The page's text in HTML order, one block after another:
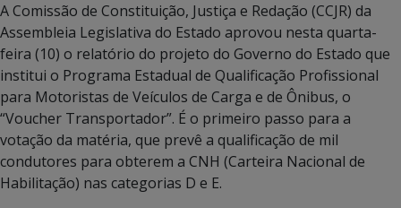
A Comissão de Constituição, Justiça e Redação (CCJR) da
Assembleia Legislativa do Estado aprovou nesta quarta-
feira (10) o relatório do projeto do Governo do Estado que
institui o Programa Estadual de Qualificação Profissional
para Motoristas de Veículos de Carga e de Ônibus, o
“Voucher Transportador”. É o primeiro passo para a
votação da matéria, que prevê a qualificação de mil
condutores para obterem a CNH (Carteira Nacional de
Habilitação) nas categorias D e E.